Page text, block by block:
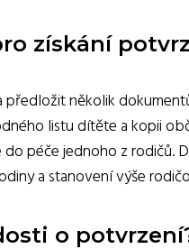
získání
několik
listu dítěte a kopii
péče jednoho z rodičů.
a stanovení výše
o